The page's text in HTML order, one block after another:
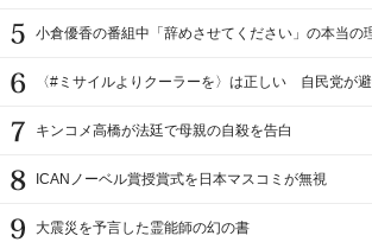
小倉優香の番組中「辞めさせてください」の本当の
〈#ミサイルよりクーラーを〉は正しい 自民党が
キンコメ高橋が法廷で母親の自殺を告白
ICANノーベル賞授賞式を日本マスコミが無視
大震災を予言した霊能師の幻の書